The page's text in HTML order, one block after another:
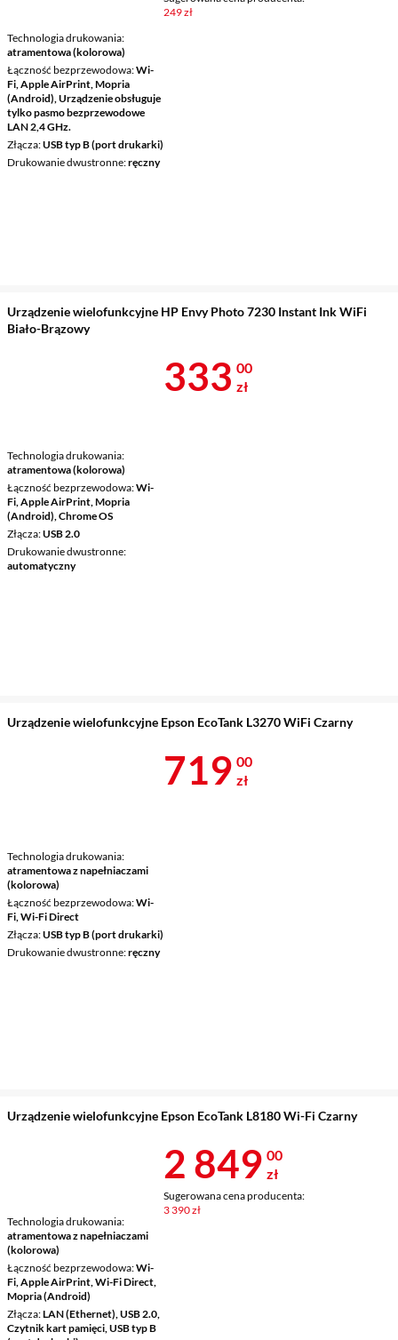
Technologia drukowania
atramentowa (kolorowa)
Łączność bezprzewodowa Wi-
Fi, Apple AirPrint, Mopria
(Android), Urządzenie obsługuje
tylko pasmo bezprzewodowe
LAN 2,4 GHz.
Złącza USB typ B (port drukarki)
Drukowanie dwustronne ręczny
249 zł
Urządzenie wielofunkcyjne HP Envy Photo 7230 Instant Ink WiFi
Biało-Brązowy
Technologia drukowania
atramentowa (kolorowa)
Łączność bezprzewodowa Wi-
Fi, Apple AirPrint, Mopria
(Android), Chrome OS
Złącza USB 2.0
Drukowanie dwustronne
automatyczny
Cena 333 zł
333 00
zł
Urządzenie wielofunkcyjne Epson EcoTank L3270 WiFi Czarny
Technologia drukowania
atramentowa z napełniaczami
(kolorowa)
Łączność bezprzewodowa Wi-
Fi, Wi-Fi Direct
Złącza USB typ B (port drukarki)
Drukowanie dwustronne ręczny
Cena 719 zł
719 00
zł
Urządzenie wielofunkcyjne Epson EcoTank L8180 Wi-Fi Czarny
Technologia drukowania
atramentowa z napełniaczami
(kolorowa)
Łączność bezprzewodowa Wi-
Fi, Apple AirPrint, Wi-Fi Direct,
Mopria (Android)
Złącza LAN (Ethernet), USB 2.0,
Czytnik kart pamięci, USB typ B
Cena 2 849 zł
2 849 00
zł
Sugerowana cena producenta:
3 390 zł